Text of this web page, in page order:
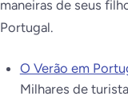
maneiras de seus
Portugal.
O Verão em
Milhares de